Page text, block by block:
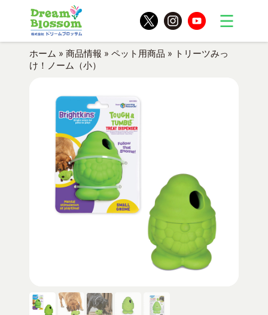
ホーム » 商品情報 » ペット用商品 » トリーツみっ
け！ノーム（小）